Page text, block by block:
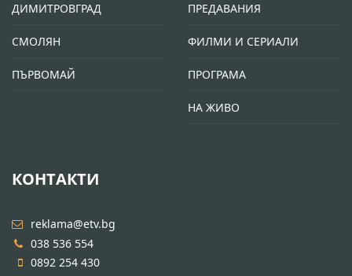
ДИМИТРОВГРАД
СМОЛЯН
ПЪРВОМАЙ
ПРЕДАВАНИЯ
ФИЛМИ И СЕРИАЛИ
ПРОГРАМА
НА ЖИВО
КОНТАКТИ
reklama@etv.bg
038 536 554
0892 254 430